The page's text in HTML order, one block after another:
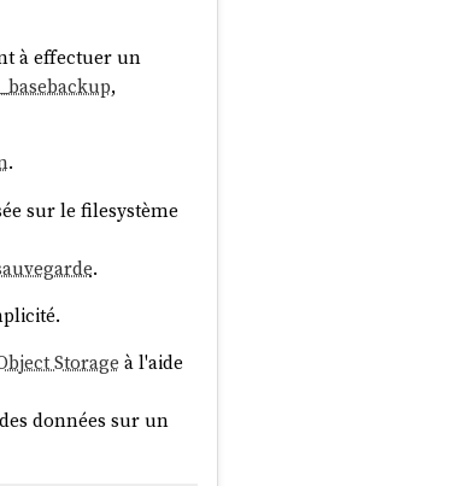
à effectuer un
,
.
sur le filesystème
.
Storage à l'aide
données sur un